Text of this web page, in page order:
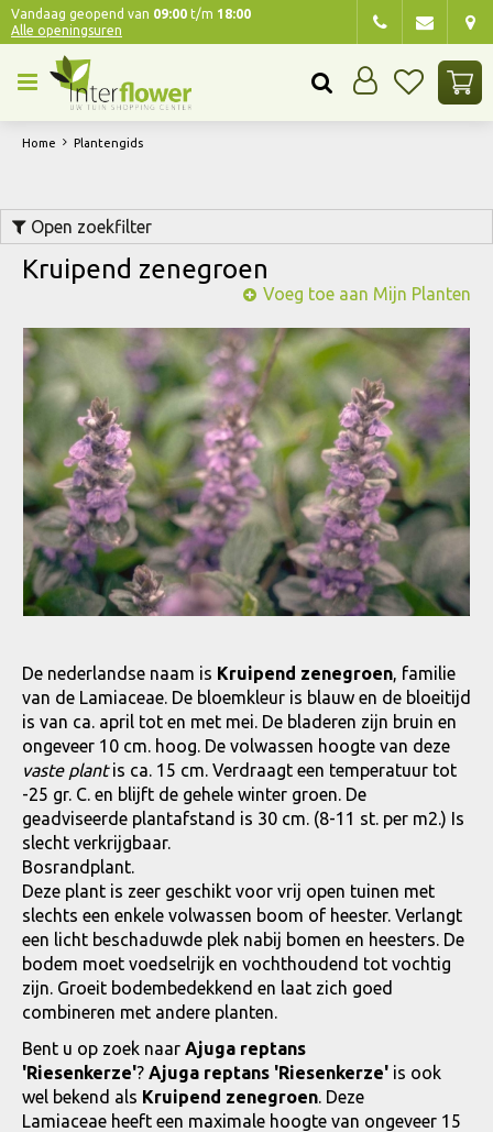
n
Home Plantengids
Vandaag geopend van 09:00 t/m 18:00
Alle openingsuren
Open zoekfilter
Kruipend zenegroen
Voeg toe aan Mijn Planten
De nederlandse naam is Kruipend zenegroen, familie
van de Lamiaceae. De bloemkleur is blauw en de bloeitijd
is van ca. april tot en met mei. De bladeren zijn bruin en
ongeveer 10 cm. hoog. De volwassen hoogte van deze
vaste plantis ca. 15 cm. Verdraagt een temperatuur tot
-25 gr. C. en blijft de gehele winter groen. De
geadviseerde plantafstand is 30 cm. (8-11 st. per m2.) Is
slecht verkrijgbaar.
Bosrandplant.
Deze plant is zeer geschikt voor vrij open tuinen met
slechts een enkele volwassen boom of heester. Verlangt
een licht beschaduwde plek nabij bomen en heesters. De
bodem moet voedselrijk en vochthoudend tot vochtig
zijn. Groeit bodembedekkend en laat zich goed
combineren met andere planten.
Bent u op zoek naar Ajuga reptans
'Riesenkerze'? Ajuga reptans 'Riesenkerze' is ook
wel bekend als Kruipend zenegroen. Deze
Lamiaceae heeft een maximale hoogte van ongeveer 15